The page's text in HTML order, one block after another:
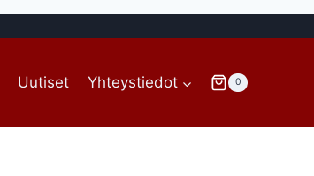
Uutiset Yhteystiedot 0